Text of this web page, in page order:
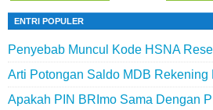
ENTRI POPULER
Penyebab Muncul Kode HSNA
Arti Potongan Saldo MDB Rekening
Apakah PIN BRImo Sama Dengan